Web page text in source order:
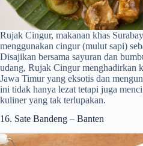
Rujak Cingur, makanan khas
menggunakan cingur (mulut sapi)
Disajikan bersama sayuran dan
udang, Rujak Cingur menghadirkan
Jawa Timur yang eksotis dan
ini tidak hanya lezat tetapi juga
kuliner yang tak terlupakan.
16. Sate Bandeng – Banten